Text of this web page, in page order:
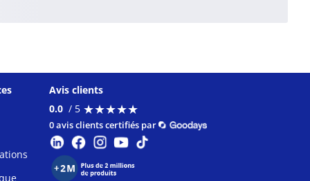
Avis clients
0.0 / 5 ★★★★★
★★★★★
0 avis clients certifiés par